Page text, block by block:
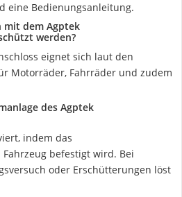
eine Bedienungsanleitung.
mit dem Agptek
werden?
eignet sich laut den
Motorräder, Fahrräder und zudem
des Agptek
indem das
befestigt wird. Bei
oder Erschütterungen löst